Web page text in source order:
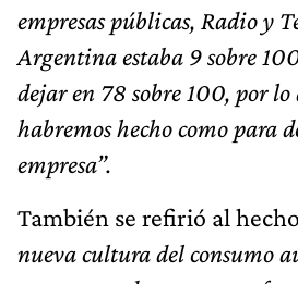
empresas públicas, Radio y
Argentina estaba 9 sobre
dejar en 78 sobre 100, por lo
habremos hecho como para
empresa”.
También se refirió al
nueva cultura del consumo